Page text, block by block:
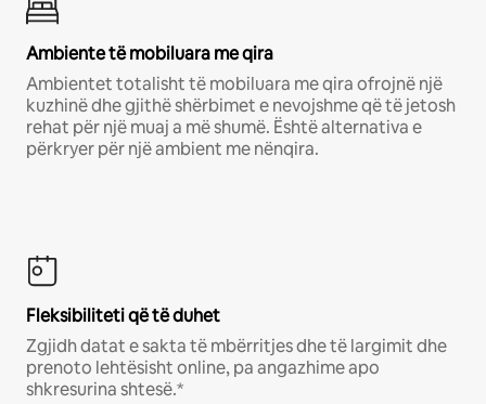
Ambiente të mobiluara me qira
Ambientet totalisht të mobiluara me qira ofrojnë një
kuzhinë dhe gjithë shërbimet e nevojshme që të jetosh
rehat për një muaj a më shumë. Është alternativa e
përkryer për një ambient me nënqira.
Fleksibiliteti që të duhet
Zgjidh datat e sakta të mbërritjes dhe të largimit dhe
prenoto lehtësisht online, pa angazhime apo
shkresurina shtesë.*